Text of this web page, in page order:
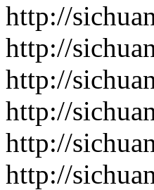
http://
http://
http://
http://
http://
http://